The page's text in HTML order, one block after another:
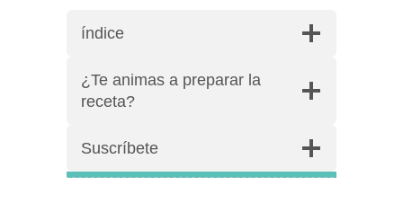
índice
¿Te animas a preparar la
receta?
Suscríbete